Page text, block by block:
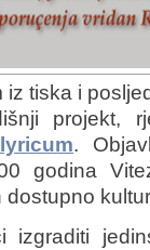
iz tiska i
projekt,
.
godina
dostupno
izgraditi